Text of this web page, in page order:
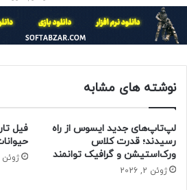
عقب در قالب مجموعه‌ای کامل عرضه
فراگیر و واضح‌تری را فراهم می‌کند.
نوشته های مشابه
لپ‌تاپ‌های جدید ایسوس از راه
رسیدند؛ قدرت کلاس
ورک‌استیشن و گرافیک توانمند
ژوئن 2, 2026
فیل
حیوانات در ۵۵
ژوئن 2, 2026